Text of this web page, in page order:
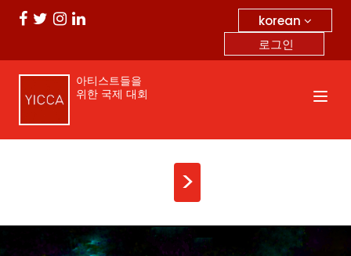
korean
로그인
아티스트들을
위한 국제 대회
>